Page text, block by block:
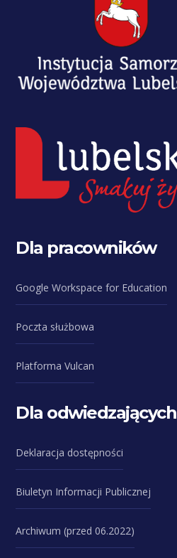
Dla pracowników
Google Workspace for Education
Poczta służbowa
Platforma Vulcan
Dla odwiedzających
Deklaracja dostępności
Biuletyn Informacji Publicznej
Archiwum (przed 06.2022)